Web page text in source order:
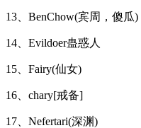
13、BenChow(宾周，傻瓜)
14、Evildoer蛊惑人
15、Fairy(仙女)
16、chary[戒备]
17、Nefertari(深渊)